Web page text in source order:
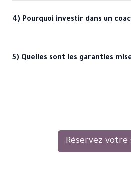
4) Pourquoi investir dans un
5) Quelles sont les garanties
Réservez votre